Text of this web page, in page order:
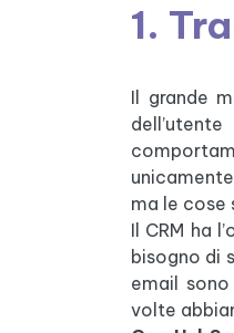
1.
Il grande
ma le cose
Il CRM ha
bisogno di
email
volte